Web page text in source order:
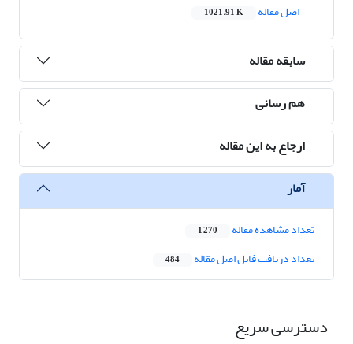
اصل مقاله
1021.91 K
سابقه مقاله
هم رسانی
ارجاع به این مقاله
آمار
تعداد مشاهده مقاله 1,270
تعداد دریافت فایل اصل مقاله 484
دسترسی سریع